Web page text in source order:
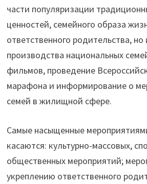
части популяризации
ценностей, семейного образа
ответственного родительства,
производства национальных
фильмов, проведение
марафона и информирование о
семей в жилищной сфере.
Самые насыщенные
касаются: культурно-массовых,
общественных мероприятий;
укреплению ответственного